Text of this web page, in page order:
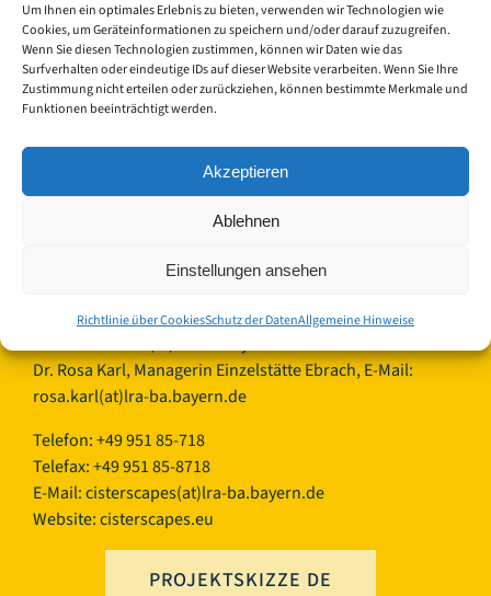
Um Ihnen ein optimales Erlebnis zu bieten, verwenden wir Technologien wie
Cookies, um Geräteinformationen zu speichern und/oder darauf zuzugreifen.
Wenn Sie diesen Technologien zustimmen, können wir Daten wie das
Surfverhalten oder eindeutige IDs auf dieser Website verarbeiten. Wenn Sie Ihre
Zustimmung nicht erteilen oder zurückziehen, können bestimmte Merkmale und
Funktionen beeinträchtigt werden.
Akzeptieren
Ablehnen
Einstellungen ansehen
Richtlinie über CookiesSchutz der DatenAllgemeine Hinweise
Kontakt:
Landkreis Bamberg
Europäisches Kulturerbe-Siegel/Cisterscapes
Ludwigstraße 23
Germany
für das Europäisches Kulturerbe-Siegel, E-Mail:
alexandra.baier(at)lra-ba.bayern.de
Dr. Rosa Karl, Managerin Einzelstätte Ebrach, E-Mail:
rosa.karl(at)lra-ba.bayern.de
Telefon: +49 951 85-718
Telefax: +49 951 85-8718
E-Mail:cisterscapes(at)lra-ba.bayern.de
Website: cisterscapes.eu
PROJEKTSKIZZE DE